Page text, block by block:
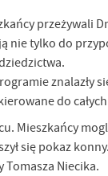
przeżywali
nie tylko do
do
Mieszkańcy
się pokaz
Tomasza Niecika.